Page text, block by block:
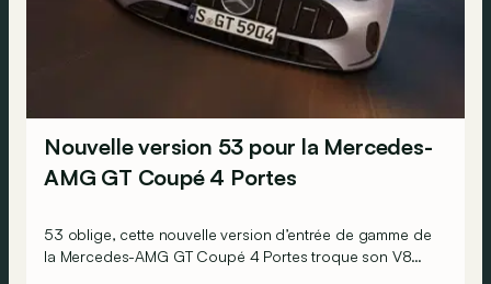
Nouvelle version 53 pour la Mercedes-
AMG GT Coupé 4 Portes
53 oblige, cette nouvelle version d’entrée de gamme de
la Mercedes-AMG GT Coupé 4 Portes troque son V8